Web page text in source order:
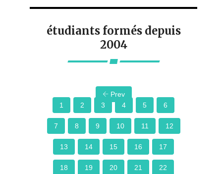
étudiants formés depuis
2004
Prev
1
2 3 4 5 6
7 8 9 10 11 12
13 14 15 16 17
18 19 20 21 22